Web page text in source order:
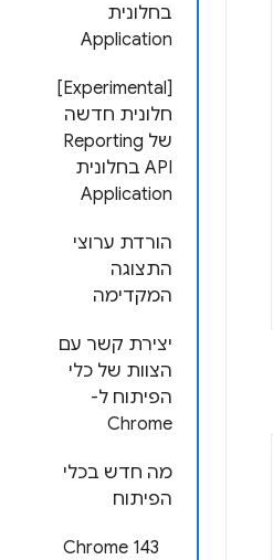
בחלונית
Application
‫[Experimental]
חלונית חדשה
של Reporting
API בחלונית
Application
הורדת ערוצי
התצוגה
המקדימה
יצירת קשר עם
הצוות של כלי
הפיתוח ל-
Chrome
מה חדש בכלי
הפיתוח
Chrome 143